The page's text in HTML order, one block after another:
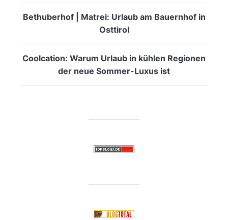
Bethuberhof | Matrei: Urlaub am Bauernhof in
Osttirol
Coolcation: Warum Urlaub in kühlen Regionen
der neue Sommer-Luxus ist